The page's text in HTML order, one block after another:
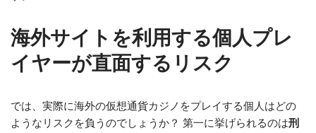
海外サイトを利用する個人プレ
イヤーが直面するリスク
では、実際に海外の仮想通貨カジノをプレイする個人はどの
ようなリスクを負うのでしょうか？ 第一に挙げられるのは刑